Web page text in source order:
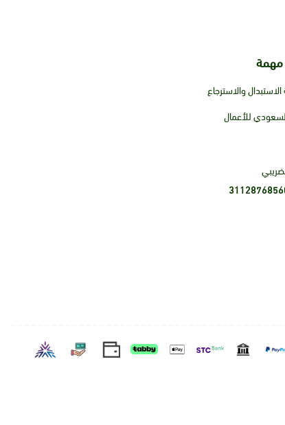
مهمة
والاسترجاع
للأعمال